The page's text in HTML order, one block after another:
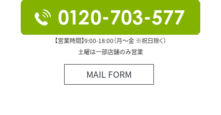
【営業時間】9:00-18:00（月～金 ※祝日除く）
土曜は一部店舗のみ営業
MAIL FORM